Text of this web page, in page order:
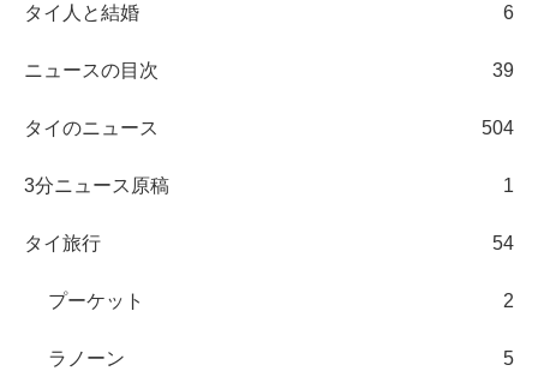
タイ人と結婚 6
ニュースの目次 39
タイのニュース 504
3分ニュース原稿 1
タイ旅行 54
プーケット 2
ラノーン 5